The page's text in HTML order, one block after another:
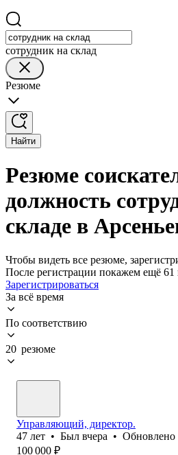
сотрудник на склад
Резюме
Найти
Резюме
должность
складе в
Чтобы видеть все резюме,
После регистрации покажем ещё 61
Зарегистрироваться
За всё время
По соответствию
20 резюме
Управляющий, директор.
47 лет • Был вчера • Обновлено
100 000 ₽